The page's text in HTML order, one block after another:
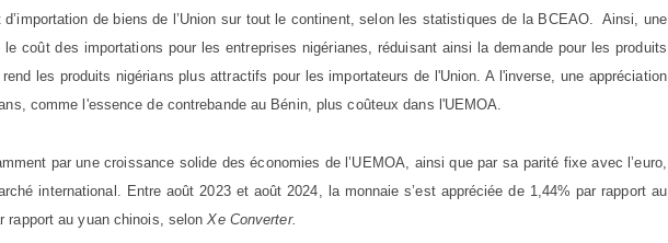
d’importation de biens de l’Union sur tout le continent, selon les statistiques de la BCEAO. Ainsi, une
le coût des importations pour les entreprises nigérianes, réduisant ainsi la demande pour les produits
les produits nigérians plus attractifs pour les importateurs de l'Union. A l'inverse, une appréciation
comme l'essence de contrebande au Bénin, plus coûteux dans l'UEMOA.
par une croissance solide des économies de l’UEMOA, ainsi que par sa parité fixe avec l’euro,
international. Entre août 2023 et août 2024, la monnaie s’est appréciée de 1,44% par rapport au
rapport au yuan chinois, selonXe Converter.